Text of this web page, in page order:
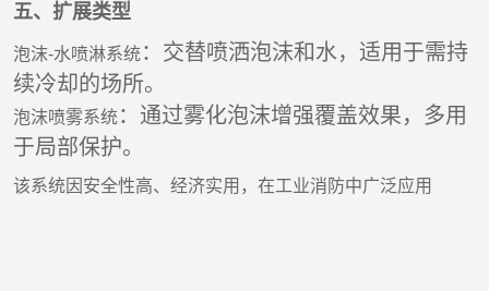
五、扩展类型
泡沫-水喷淋系统‌：交替喷洒泡沫和水，适用于需持
续冷却的场所。
泡沫喷雾系统‌：通过雾化泡沫增强覆盖效果，多用
于局部保护。
该系统因安全性高、经济实用，在工业消防中广泛应用